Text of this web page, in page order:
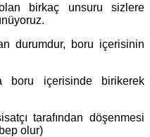
birkaç unsuru sizlere
durumdur, boru içerisinin
boru içerisinde birikerek
tarafından döşenmesi
olur)